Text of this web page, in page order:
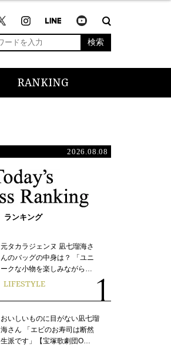
検索
RANKING
2026.08.08
ランキング
元タカラジェンヌ 凪七瑠海さ
んのバッグの中身は？ 「ユニ
ークな小物を楽しみながら…
LIFESTYLE
おいしいものに目がない凪七瑠
海さん 「エビのお寿司は断然
生派です」【宝塚歌劇団O…